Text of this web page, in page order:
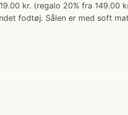
kr. (regalo 20% fra 149.00
fodtøj. Sålen er med soft